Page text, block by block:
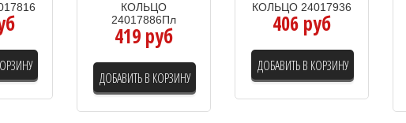
КОЛЬЦО
24017886Пл
419 руб
ДОБАВИТЬ В КОРЗИНУ
КОЛЬЦО 24017936
406 руб
ДОБАВИТЬ В КОРЗИНУ